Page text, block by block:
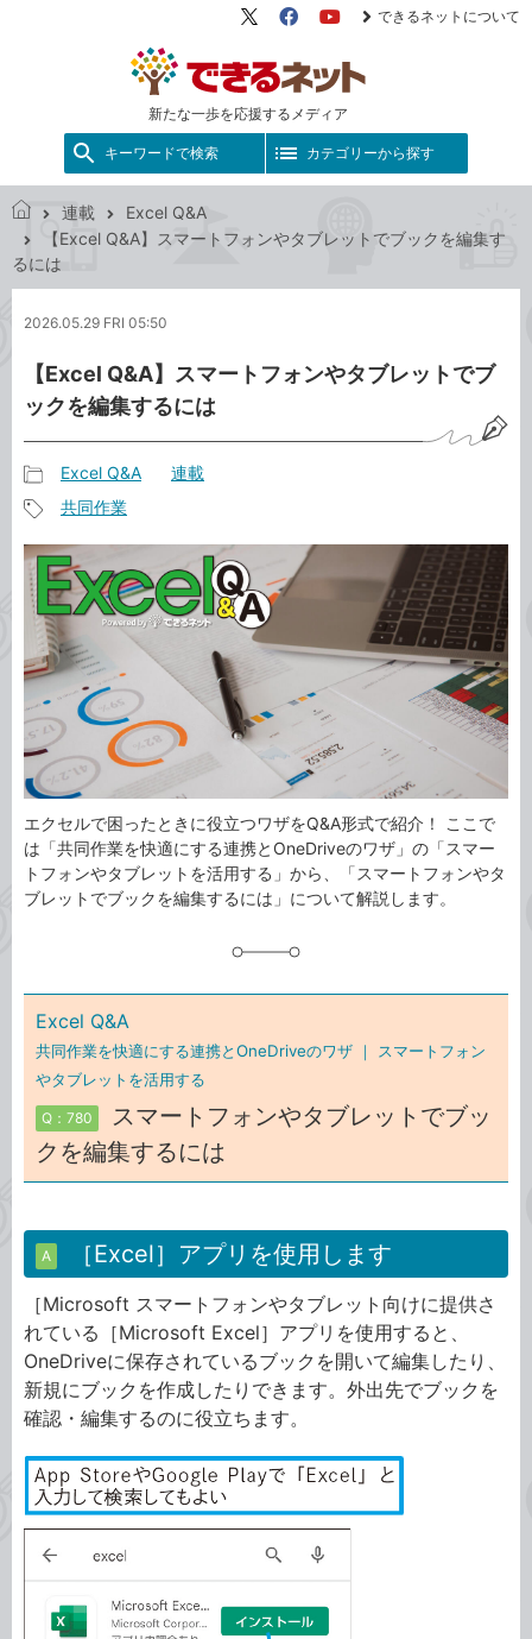
新たな一歩を応援するメディア
X（旧
FacebookYouTube
できるネットについて
キーワードで検索 カテゴリーから探す
き
ッ
連載
Excel Q&A
【Excel Q&A】スマートフォンやタブレットでブックを編集す
るには
2026.05.29 FRI 05:50
【Excel Q&A】スマートフォンやタブレットでブ
ックを編集するには
事
カ
テ
ゴ
リ
Excel Q&A 連載
事
タ
グ
共同作業
エクセルで困ったときに役立つワザをQ&A形式で紹介！ ここで
は「共同作業を快適にする連携とOneDriveのワザ」の「スマー
トフォンやタブレットを活用する」から、「スマートフォンやタ
ブレットでブックを編集するには」について解説します。
Excel Q&A
共同作業を快適にする連携とOneDriveのワザ ｜
スマートフォン
やタブレットを活用する
Q：780
スマートフォンやタブレットでブッ
クを編集するには
A ［Excel］アプリを使用します
［Microsoft スマートフォンやタブレット向けに提供さ
れている［Microsoft Excel］アプリを使用すると、
OneDriveに保存されているブックを開いて編集したり、
新規にブックを作成したりできます。外出先でブックを
確認・編集するのに役立ちます。